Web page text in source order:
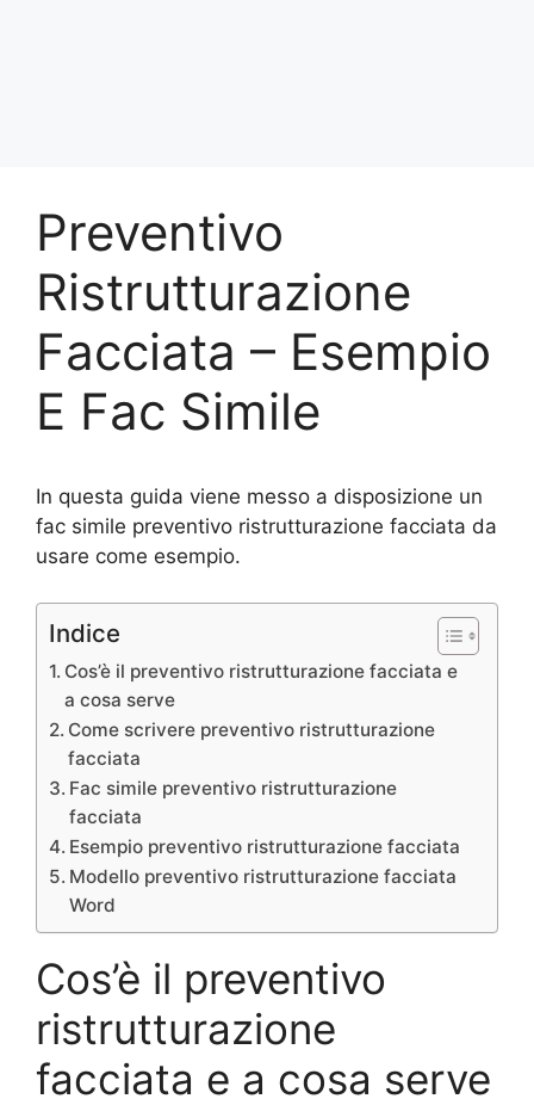
Preventivo
Ristrutturazione
Facciata – Esempio
E Fac Simile
In questa guida viene messo a disposizione un
fac simile preventivo ristrutturazione facciata da
usare come esempio.
Indice
Cos’è il preventivo ristrutturazione facciata e
a cosa serve
Come scrivere preventivo ristrutturazione
facciata
Fac simile preventivo ristrutturazione
facciata
Esempio preventivo ristrutturazione facciata
Modello preventivo ristrutturazione facciata
Word
Cos’è il preventivo
ristrutturazione
facciata e a cosa serve